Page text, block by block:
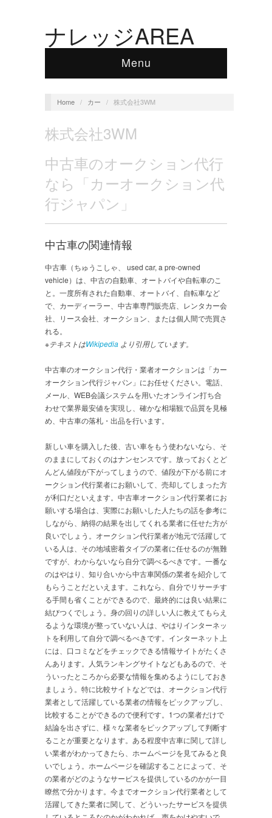
ナレッジAREA
Menu
Home / カー / 株式会社3WM
株式会社3WM
中古車のオークション代行
なら「カーオークション代
行ジャパン」
中古車の関連情報
中古車（ちゅうこしゃ、 used car, a pre-owned
vehicle）は、中古の自動車、オートバイや自転車のこ
と。一度所有された自動車、オートバイ、自転車など
で、カーディーラー、中古車専門販売店、レンタカー会
社、リース会社、オークション、または個人間で売買さ
れる。
※テキストはWikipedia より引用しています。
中古車のオークション代行・業者オークションは「カー
オークション代行ジャパン」にお任せください。電話、
メール、WEB会議システムを用いたオンライン打ち合
わせで業界最安値を実現し、確かな相場観で品質を見極
め、中古車の落札・出品を行います。
新しい車を購入した後、古い車をもう使わないなら、そ
のままにしておくのはナンセンスです。放っておくとど
んどん値段が下がってしまうので、値段が下がる前にオ
ークション代行業者にお願いして、売却してしまった方
が利口だといえます。中古車オークション代行業者にお
願いする場合は、実際にお願いした人たちの話を参考に
しながら、納得の結果を出してくれる業者に任せた方が
良いでしょう。オークション代行業者が地元で活躍して
いる人は、その地域密着タイプの業者に任せるのが無難
ですが、わからないなら自分で調べるべきです。一番な
のはやはり、知り合いから中古車関係の業者を紹介して
もらうことだといえます。これなら、自分でリサーチす
る手間も省くことができるので、最終的には良い結果に
結びつくでしょう。身の回りの詳しい人に教えてもらえ
るような環境が整っていない人は、やはりインターネッ
トを利用して自分で調べるべきです。インターネット上
には、口コミなどをチェックできる情報サイトがたくさ
んあります。人気ランキングサイトなどもあるので、そ
ういったところから必要な情報を集めるようにしておき
ましょう。特に比較サイトなどでは、オークション代行
業者として活躍している業者の情報をピックアップし、
比較することができるので便利です。1つの業者だけで
結論を出さずに、様々な業者をピックアップして判断す
ることが重要となります。ある程度中古車に関して詳し
い業者がわかってきたら、ホームページを見てみると良
いでしょう。ホームページを確認することによって、そ
の業者がどのようなサービスを提供しているのかが一目
瞭然で分かります。今までオークション代行業者として
活躍してきた業者に関して、どういったサービスを提供